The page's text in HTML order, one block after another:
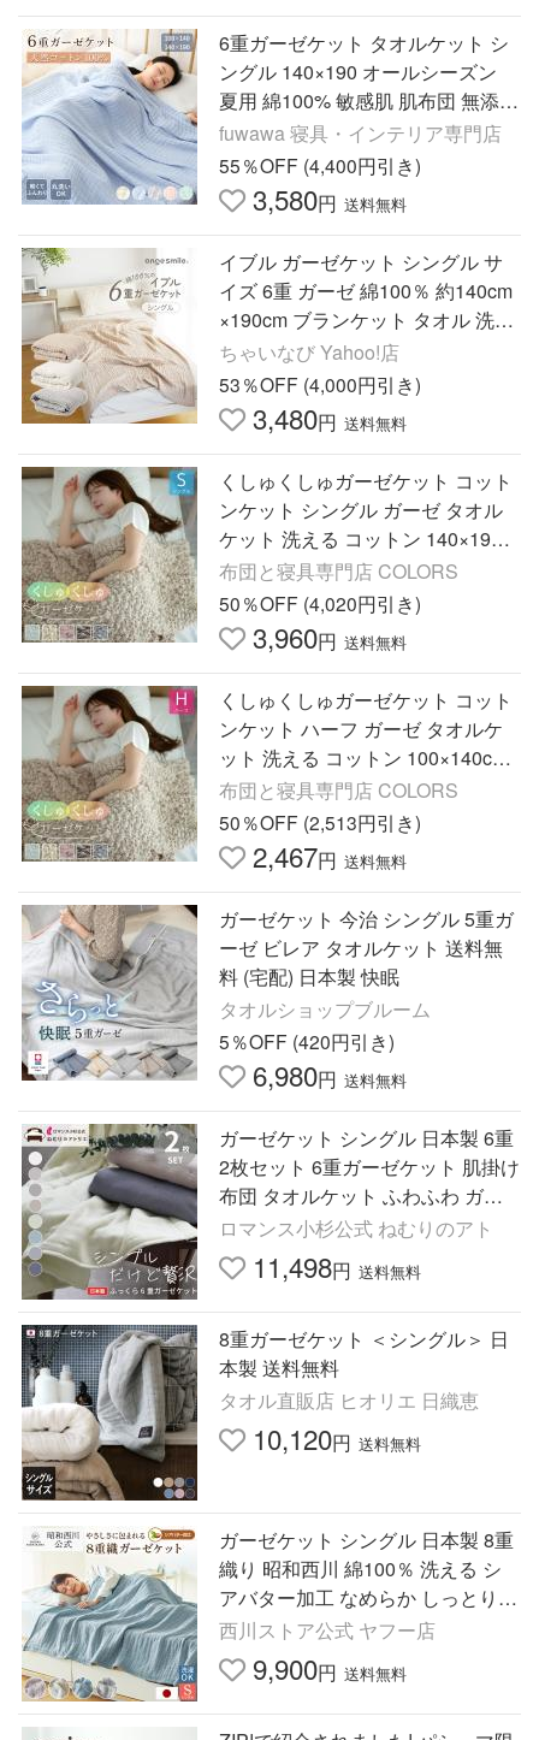
6重ガーゼケット タオルケット シ
ングル 140×190 オールシーズン
夏用 綿100% 敏感肌 肌布団 無添加
肌掛け布団 洗える 抗菌防臭 防ダ
ニ 無地 通気性
fuwawa 寝具・インテリア専門店
55％OFF (4,400円引き)
3,580円 送料無料
イブル ガーゼケット シングル サ
イズ 6重 ガーゼ 綿100％ 約140cm
×190cm ブランケット タオル 洗え
る ベッド 速乾性
ちゃいなび Yahoo!店
53％OFF (4,000円引き)
3,480円 送料無料
くしゅくしゅガーゼケット コット
ンケット シングル ガーゼ タオル
ケット 洗える コットン 140×190c
m 布団 ケット 夏
布団と寝具専門店 COLORS
50％OFF (4,020円引き)
3,960円 送料無料
くしゅくしゅガーゼケット コット
ンケット ハーフ ガーゼ タオルケ
ット 洗える コットン 100×140cm
布団 ケット 夏
布団と寝具専門店 COLORS
50％OFF (2,513円引き)
2,467円 送料無料
ガーゼケット 今治 シングル 5重ガ
ーゼ ビレア タオルケット 送料無
料 (宅配) 日本製 快眠
タオルショップブルーム
5％OFF (420円引き)
6,980円 送料無料
ガーゼケット シングル 日本製 6重
2枚セット 6重ガーゼケット 肌掛け
布団 タオルケット ふわふわ ガー
ゼ 三河木綿 キルトケット オシャ
レ
ロマンス小杉公式 ねむりのアト
11,498円 送料無料
8重ガーゼケット ＜シングル＞ 日
本製 送料無料
タオル直販店 ヒオリエ 日織恵
10,120円 送料無料
ガーゼケット シングル 日本製 8重
織り 昭和西川 綿100％ 洗える シ
アバター加工 なめらか しっとり
通気性 吸放湿性 天然素材 年間 春
夏 爆買
西川ストア公式 ヤフー店
9,900円 送料無料